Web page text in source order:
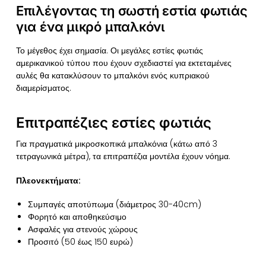
Επιλέγοντας τη σωστή εστία φωτιάς
για ένα μικρό μπαλκόνι
Το μέγεθος έχει σημασία. Οι μεγάλες εστίες φωτιάς
αμερικανικού τύπου που έχουν σχεδιαστεί για εκτεταμένες
αυλές θα κατακλύσουν το μπαλκόνι ενός κυπριακού
διαμερίσματος.
Επιτραπέζιες εστίες φωτιάς
Για πραγματικά μικροσκοπικά μπαλκόνια (κάτω από 3
τετραγωνικά μέτρα), τα επιτραπέζια μοντέλα έχουν νόημα.
Πλεονεκτήματα:
Συμπαγές αποτύπωμα (διάμετρος 30-40cm)
Φορητό και αποθηκεύσιμο
Ασφαλές για στενούς χώρους
Προσιτό (50 έως 150 ευρώ)